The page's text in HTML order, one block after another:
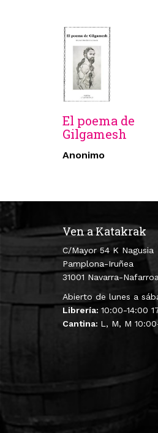
El poema de
Gilgamesh
Anonimo
Ven a Katakrak
C/Mayor 54 K Nagusia
Pamplona-Iruñea
31001 Navarra-Nafarroa
Abierto de lunes a
Librería: 10:00-14:00
Cantina: L, M, M